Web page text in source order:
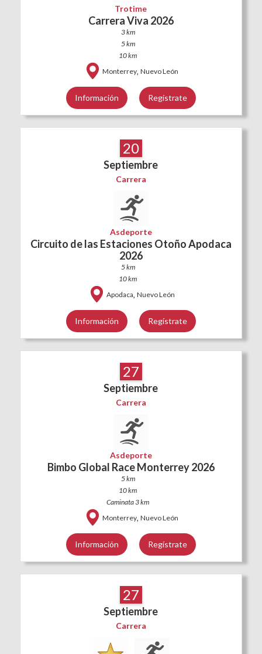
Trotime
Carrera Viva 2026
3 km
5 km
10 km
Monterrey, Nuevo León
Información Regístrate
20
Septiembre
Carrera
Asdeporte
Circuito de las Estaciones Otoño Apodaca
2026
5 km
10 km
Apodaca, Nuevo León
Información Regístrate
27
Septiembre
Carrera
Asdeporte
Bimbo Global Race Monterrey 2026
5 km
10 km
Caminata 3 km
Monterrey, Nuevo León
Información Regístrate
27
Septiembre
Carrera